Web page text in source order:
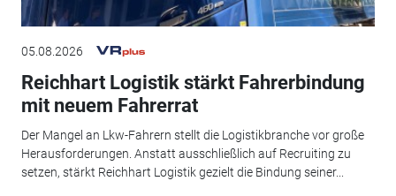
05.08.2026
Reichhart Logistik stärkt Fahrerbindung
mit neuem Fahrerrat
Der Mangel an Lkw-Fahrern stellt die Logistikbranche vor große
Herausforderungen. Anstatt ausschließlich auf Recruiting zu
setzen, stärkt Reichhart Logistik gezielt die Bindung seiner...